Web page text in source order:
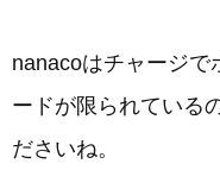
nanacoはチャージで
ードが限られている
ださいね。